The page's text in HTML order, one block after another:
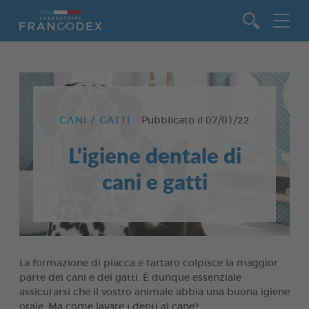
CANI GATTI Pubblicato il 07/01/22
L'igiene dentale di
cani e gatti
La formazione di placca e tartaro colpisce la maggior
parte dei cani e dei gatti. È dunque essenziale
assicurarsi che il vostro animale abbia una buona igiene
orale. Ma come lavare i denti al cane?